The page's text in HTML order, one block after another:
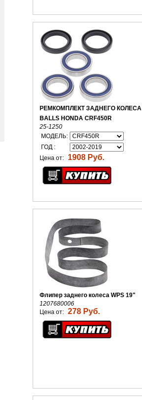
РЕМКОМПЛЕКТ ЗАДНЕГО КОЛЕСА
BALLS HONDA CRF450R
25-1250
МОДЕЛЬ:
ГОД :
Цена от:
1908 Руб.
Флипер заднего колеса WPS 19"
1207680006
Цена от: 278 Руб.